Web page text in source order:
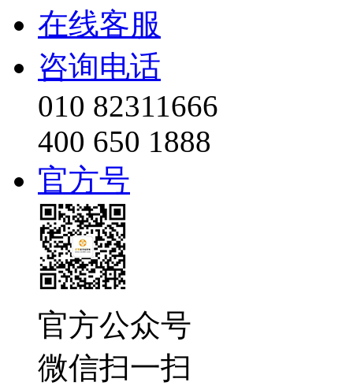
在线客服
咨询电话
010 82311666
400 650 1888
官方号
官方公众号
微信扫一扫